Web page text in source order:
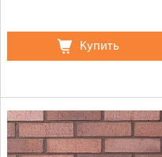
Купить